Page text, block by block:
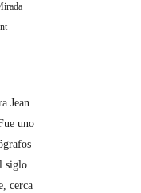
Jean
uno
siglo
cerca